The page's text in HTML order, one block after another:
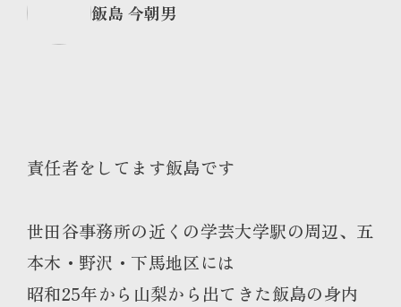
飯島 今朝男
責任者をしてます飯島です
世田谷事務所の近くの学芸大学駅の周辺、五
本木・野沢・下馬地区には
昭和25年から山梨から出てきた飯島の身内